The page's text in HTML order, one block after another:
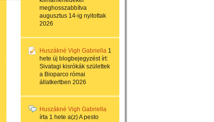
meghosszabbítva
augusztus 14-ig nyitottak
2026
Huszákné Vigh Gabriella 1
hete új blogbejegyzést írt:
Sivatagi kisrókák születtek
a Bioparco római
állatkertben 2026
Huszákné Vigh Gabriella
írta 1 hete a(z)A pesto